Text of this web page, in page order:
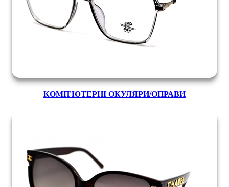
КОМП'ЮТЕРНІ ОКУЛЯРИ/ОПРАВИ